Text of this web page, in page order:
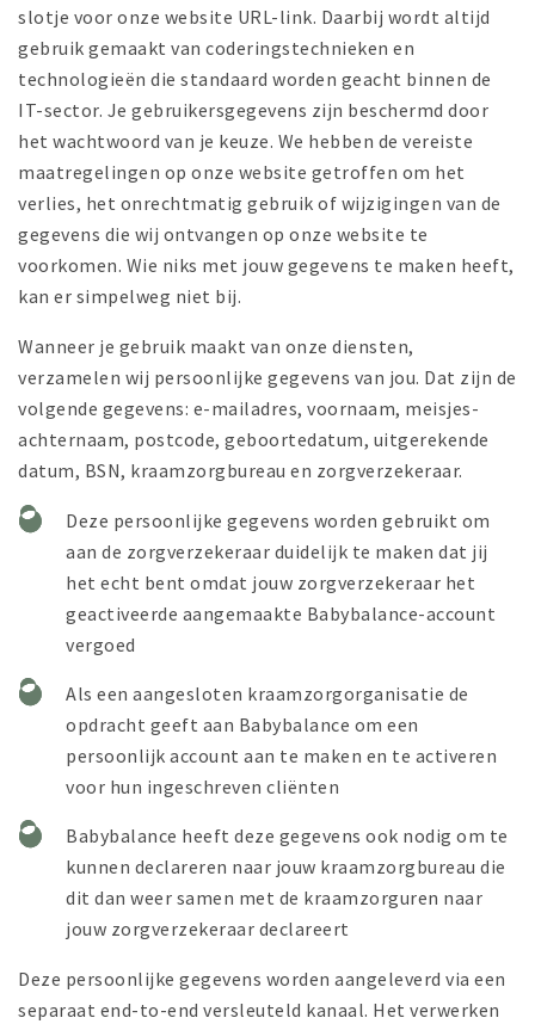
slotje voor onze website URL-link. Daarbij wordt altijd
gebruik gemaakt van coderingstechnieken en
technologieën die standaard worden geacht binnen de
IT-sector. Je gebruikersgegevens zijn beschermd door
het wachtwoord van je keuze. We hebben de vereiste
maatregelingen op onze website getroffen om het
verlies, het onrechtmatig gebruik of wijzigingen van de
gegevens die wij ontvangen op onze website te
voorkomen. Wie niks met jouw gegevens te maken heeft,
kan er simpelweg niet bij.
Wanneer je gebruik maakt van onze diensten,
verzamelen wij persoonlijke gegevens van jou. Dat zijn de
volgende gegevens: e-mailadres, voornaam, meisjes-
achternaam, postcode, geboortedatum, uitgerekende
datum, BSN, kraamzorgbureau en zorgverzekeraar.
Deze persoonlijke gegevens worden gebruikt om
aan de zorgverzekeraar duidelijk te maken dat jij
het echt bent omdat jouw zorgverzekeraar het
geactiveerde aangemaakte Babybalance-account
vergoed
Als een aangesloten kraamzorgorganisatie de
opdracht geeft aan Babybalance om een
persoonlijk account aan te maken en te activeren
voor hun ingeschreven cliënten
Babybalance heeft deze gegevens ook nodig om te
kunnen declareren naar jouw kraamzorgbureau die
dit dan weer samen met de kraamzorguren naar
jouw zorgverzekeraar declareert
Deze persoonlijke gegevens worden aangeleverd via een
separaat end-to-end versleuteld kanaal. Het verwerken